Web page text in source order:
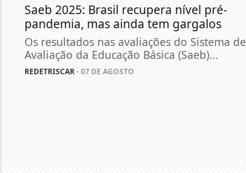
Saeb 2025: Brasil recupera nível pré-
pandemia, mas ainda tem gargalos
Os resultados nas avaliações do Sistema de
Avaliação da Educação Básica (Saeb)...
REDETRISCAR- 07 DE AGOSTO